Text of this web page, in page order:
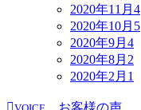
2020年11月 4
2020年10月 5
2020年9月 4
2020年8月 2
2020年2月 1
お客様の声